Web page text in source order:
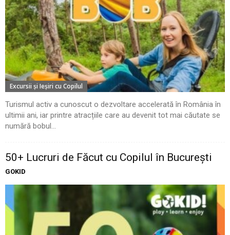
Excursii şi Ieşiri cu Copilul
Turismul activ a cunoscut o dezvoltare accelerată în România în
ultimii ani, iar printre atracțiile care au devenit tot mai căutate se
numără bobul...
50+ Lucruri de Făcut cu Copilul în București
GOKID